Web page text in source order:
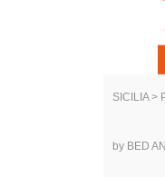
SICILIA >
by BED